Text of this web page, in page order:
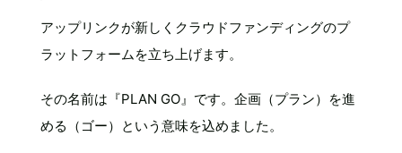
アップリンクが新しくクラウドファンディングのプ
ラットフォームを立ち上げます。
その名前は『PLAN GO』です。企画（プラン）を進
める（ゴー）という意味を込めました。